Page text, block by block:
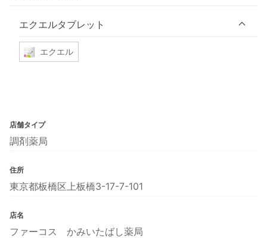
エクエルタブレット
エクエル
店舗タイプ
調剤薬局
住所
東京都板橋区上板橋3-17-7-101
店名
ファーコス かみいたばし薬局